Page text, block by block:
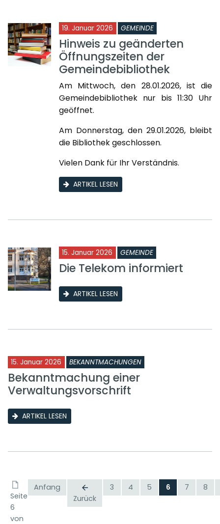
19. Januar 2026 GEMEINDE
Hinweis zu geänderten
Öffnungszeiten der
Gemeindebibliothek
Am Mittwoch, den 28.01.2026, ist die
Gemeindebibliothek nur bis 11:30 Uhr
geöffnet.
Am Donnerstag, den 29.01.2026, bleibt
die Bibliothek geschlossen.
Vielen Dank für Ihr Verständnis.
ARTIKEL LESEN
15. Januar 2026 GEMEINDE
Die Telekom informiert
ARTIKEL LESEN
15. Januar 2026 BEKANNTMACHUNGEN
Bekanntmachung einer
Verwaltungsvorschrift
ARTIKEL LESEN
Seite
6
von
Anfang
Zurück
3 4 5 6 7 8